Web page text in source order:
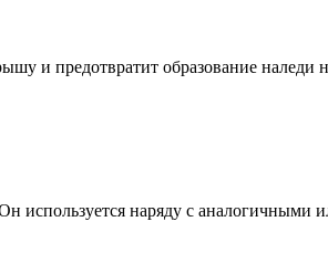
и предотвратит образование наледи
используется наряду с аналогичными